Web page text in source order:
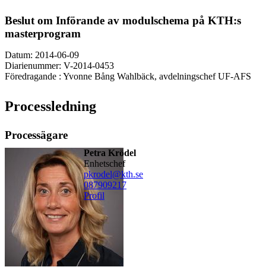
Beslut om Införande av modulschema på KTH:s
masterprogram
Datum: 2014-06-09
Diarienummer: V-2014-0453
Föredragande : Yvonne Bång Wahlbäck, avdelningschef UF-AFS
Processledning
Processägare
Petra Krödel
enhetschef
pkrodel@kth.se
087909217
Profil